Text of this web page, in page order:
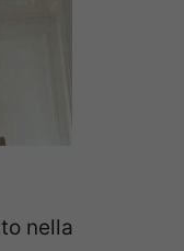
nella